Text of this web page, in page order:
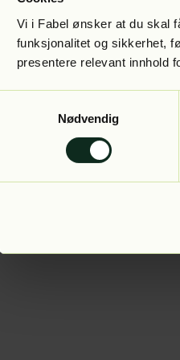
Vi i Fabel ønsker at du skal
funksjonalitet og sikkerhet,
presentere relevant innhold
Nødvendig
Application